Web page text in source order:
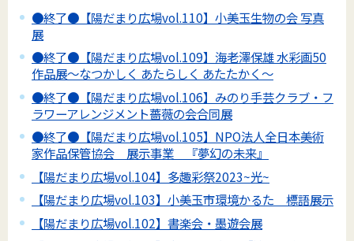
●終了●【陽だまり広場vol.110】小美玉生物の会 写真
展
●終了●【陽だまり広場vol.109】海老澤保雄 水彩画50
作品展～なつかしく あたらしく あたたかく～
●終了●【陽だまり広場vol.106】みのり手芸クラブ・フ
ラワーアレンジメント薔薇の会合同展
●終了●【陽だまり広場vol.105】NPO法人全日本美術
家作品保管協会 展示事業 『夢幻の未来』
【陽だまり広場vol.104】多趣彩祭2023~光~
【陽だまり広場vol.103】小美玉市環境かるた 標語展示
【陽だまり広場vol.102】書楽会・墨遊会展